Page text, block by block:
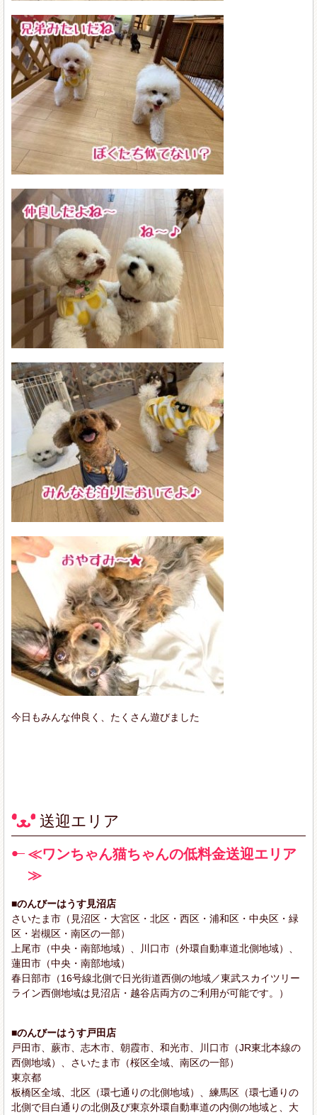
今日もみんな仲良く、たくさん遊びました
送迎エリア
≪ワンちゃん猫ちゃんの低料金送迎エリア
≫
■のんびーはうす見沼店
さいたま市（見沼区・大宮区・北区・西区・浦和区・中央区・緑
区・岩槻区・南区の一部）
上尾市（中央・南部地域）、川口市（外環自動車道北側地域）、
蓮田市（中央・南部地域）
春日部市（16号線北側で日光街道西側の地域／東武スカイツリー
ライン西側地域は見沼店・越谷店両方のご利用が可能です。）
■のんびーはうす戸田店
戸田市、蕨市、志木市、朝霞市、和光市、川口市（JR東北本線の
西側地域）、さいたま市（桜区全域、南区の一部）
東京都
板橋区全域、北区（環七通りの北側地域）、練馬区（環七通りの
北側で目白通りの北側及び東京外環自動車道の内側の地域と、大